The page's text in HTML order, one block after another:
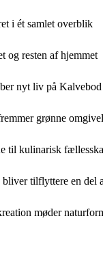
i ét samlet overblik
og resten af hjemmet
nyt liv på
grønne
til kulinarisk
tilflyttere en del
møder